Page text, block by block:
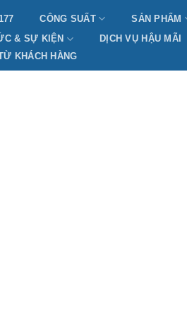
CÔNG SUẤT
SẢN PHẨM
& SỰ KIỆN
DỊCH VỤ HẬU MÃI
KHÁCH HÀNG